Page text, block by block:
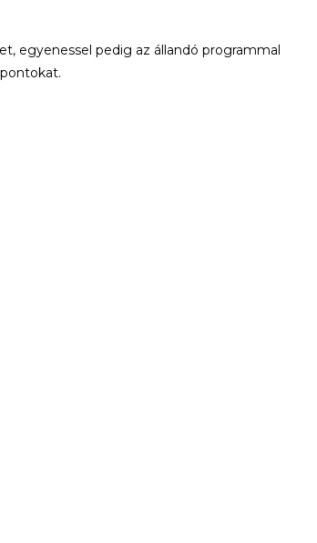
egyenessel pedig az állandó programmal